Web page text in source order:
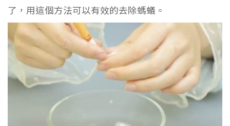
了，用這個方法可以有效的去除螞蟻。